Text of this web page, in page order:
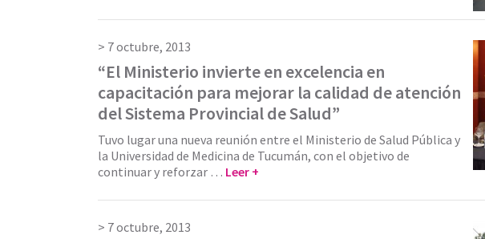
7 octubre, 2013
“El Ministerio invierte en excelencia en
capacitación para mejorar la calidad de atención
del Sistema Provincial de Salud”
Tuvo lugar una nueva reunión entre el Ministerio de Salud Pública y
la Universidad de Medicina de Tucumán, con el objetivo de
continuar y reforzar … Leer +
7 octubre, 2013